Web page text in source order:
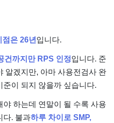
점은 26년 입니다.
건까지만 RPS 인정입니다. 준
알겠지만, 아마 사용전검사 완
준이 되지 않을까 싶습니다.
하는데 연말이 될 수록 사용
다. 불과하루 차이로 SMP,